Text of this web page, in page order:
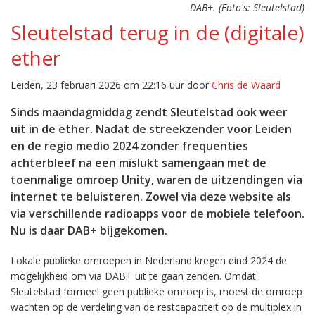
DAB+. (Foto's: Sleutelstad)
Sleutelstad terug in de (digitale)
ether
Leiden, 23 februari 2026 om 22:16 uur door Chris de Waard
Sinds maandagmiddag zendt Sleutelstad ook weer
uit in de ether. Nadat de streekzender voor Leiden
en de regio medio 2024 zonder frequenties
achterbleef na een mislukt samengaan met de
toenmalige omroep Unity, waren de uitzendingen via
internet te beluisteren. Zowel via deze website als
via verschillende radioapps voor de mobiele telefoon.
Nu is daar DAB+ bijgekomen.
Lokale publieke omroepen in Nederland kregen eind 2024 de
mogelijkheid om via DAB+ uit te gaan zenden. Omdat
Sleutelstad formeel geen publieke omroep is, moest de omroep
wachten op de verdeling van de restcapaciteit op de multiplex in